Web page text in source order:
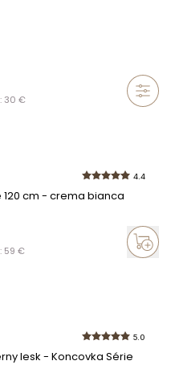
30 €
4.4
120 cm - crema bianca
59 €
5.0
lesk - Koncovka Série